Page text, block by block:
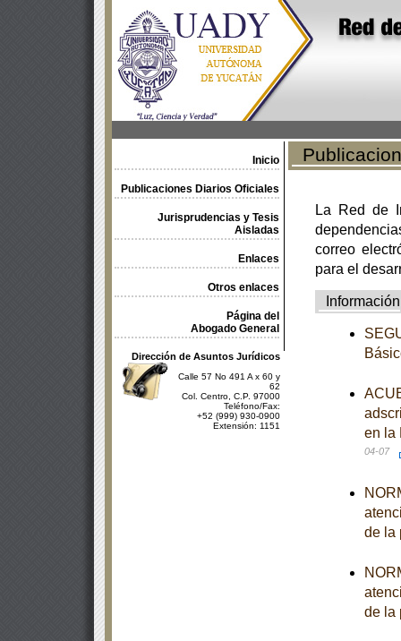
Inicio
Publicaciones Diarios Oficiales
Jurisprudencias y Tesis
Aisladas
Enlaces
Otros enlaces
Página del
Abogado General
Dirección de Asuntos Jurídicos
Calle 57 No 491 A x 60 y
62
Col. Centro, C.P. 97000
Teléfono/Fax:
+52 (999) 930-0900
Extensión: 1151
La Red de
correo
para el
Información
en la
04-07
de la
de la